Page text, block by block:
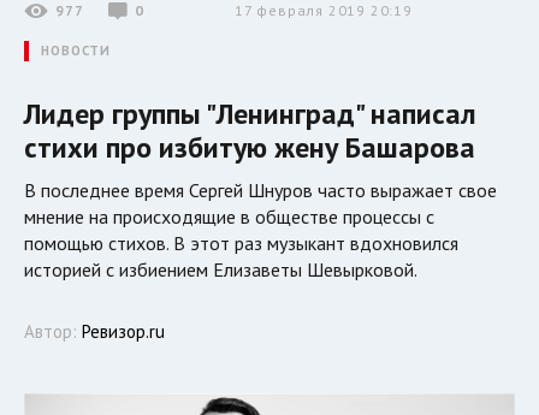
977 0 17 февраля 2019 20:19
НОВОСТИ
Лидер группы "Ленинград" написал
стихи про избитую жену Башарова
В последнее время Сергей Шнуров часто выражает свое
мнение на происходящие в обществе процессы с
помощью стихов. В этот раз музыкант вдохновился
историей с избиением Елизаветы Шевырковой.
Автор: Ревизор.ru